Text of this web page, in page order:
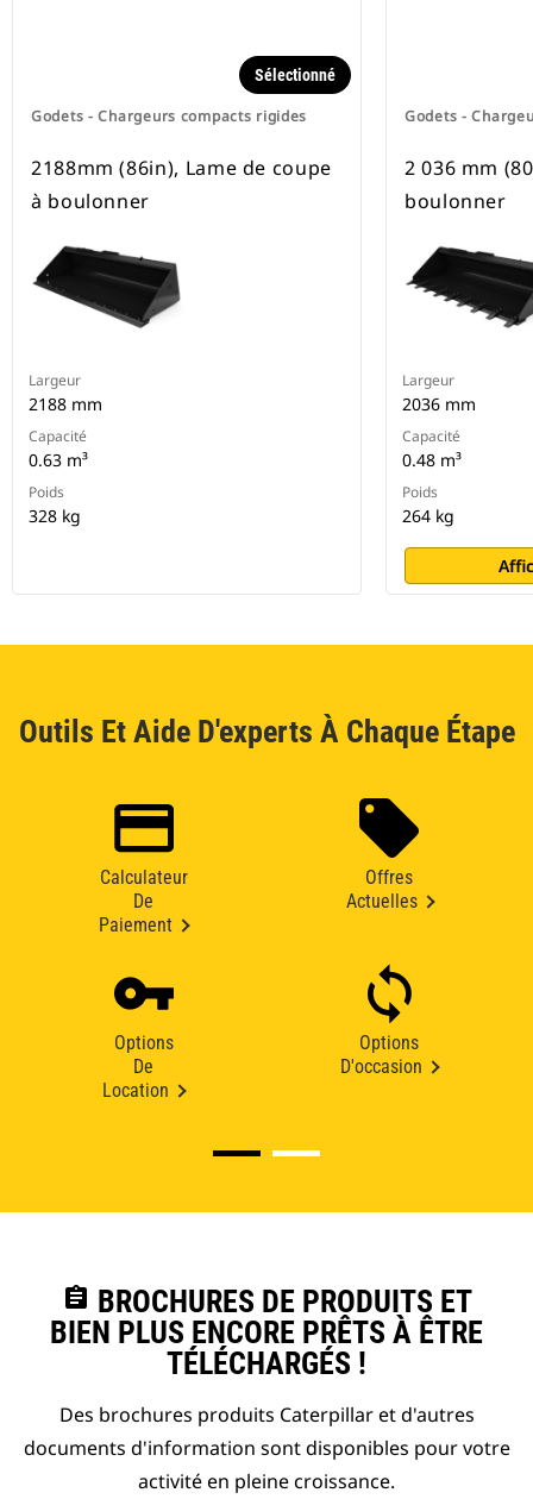
Godets - Chargeurs compacts rigides
Sélectionné
2188mm (86in), Lame de coupe
à boulonner
Largeur
2188 mm
Capacité
0.63 m³
Poids
328 kg
Godets -
2 036 mm
boulonner
Largeur
2036 mm
Capacité
0.48 m³
Poids
264 kg
Outils Et Aide D'experts À Chaque Étape
Calculateur
De
Paiement
Offres
Actuelles
Options
De
Location
Options
D'occasion
assignment BROCHURES DE PRODUITS ET
BIEN PLUS ENCORE PRÊTS À ÊTRE
TÉLÉCHARGÉS !
Des brochures produits Caterpillar et d'autres
documents d'information sont disponibles pour votre
activité en pleine croissance.